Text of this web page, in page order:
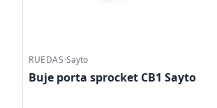
RUEDAS·Sayto
Buje porta sprocket CB1 Sayto